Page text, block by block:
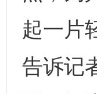
起一片
告诉记